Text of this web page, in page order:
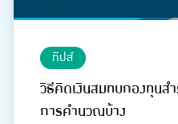
ทิปส์
วิธีคิดเงินสมทบกองทุนสำ
การคำนวณบ้าง